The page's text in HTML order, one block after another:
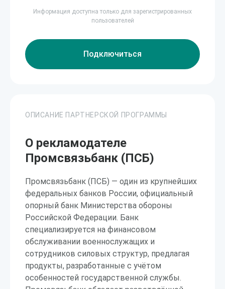
Информация доступна только для зарегистрированных
пользователей
Подключиться
ОПИСАНИЕ ПАРТНЕРСКОЙ ПРОГРАММЫ
О рекламодателе
Промсвязьбанк (ПСБ)
Промсвязьбанк (ПСБ) — один из крупнейших
федеральных банков России, официальный
опорный банк Министерства обороны
Российской Федерации. Банк
специализируется на финансовом
обслуживании военнослужащих и
сотрудников силовых структур, предлагая
продукты, разработанные с учётом
особенностей государственной службы.